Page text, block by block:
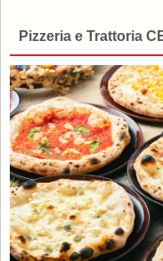
Pizzeria e Trattoria